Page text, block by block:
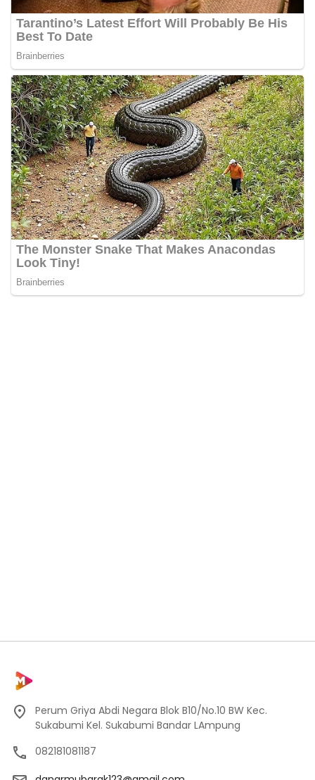
Perum Griya Abdi Negara Blok B10/No.10 BW Kec.
Sukabumi Kel. Sukabumi Bandar LAmpung
082181081187